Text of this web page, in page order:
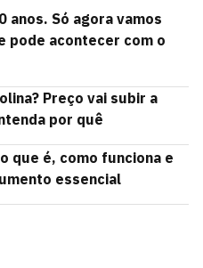
anos. Só agora vamos
pode acontecer com o
Preço vai subir a
por quê
que é, como funciona e
essencial